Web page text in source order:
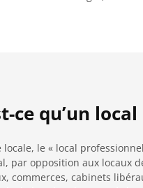
ce qu’un
locale, le « local
par opposition aux locaux
commerces, cabinets